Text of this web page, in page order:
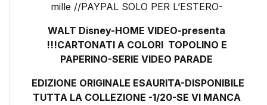
mille //PAYPAL SOLO PER L’ESTERO-
WALT Disney-HOME VIDEO-presenta
!!!CARTONATI A COLORI TOPOLINO E
PAPERINO-SERIE VIDEO PARADE
EDIZIONE ORIGINALE ESAURITA-DISPONIBILE
TUTTA LA COLLEZIONE -1/20-SE VI MANCA